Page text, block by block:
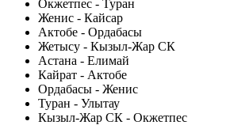
Окжетпес - Туран
Женис - Кайсар
Актобе - Ордабасы
Жетысу - Кызыл-Жар СК
Астана - Елимай
Кайрат - Актобе
Ордабасы - Женис
Туран - Улытау
Кызыл-Жар СК - Окжетпес